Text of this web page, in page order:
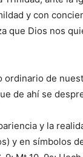
y con
que Dios nos
de
de ahí se
y la
y en símbolos